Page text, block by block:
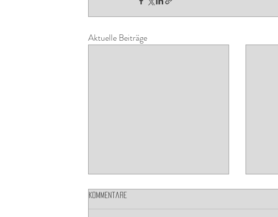
Aktuelle Beiträge
Kommentare